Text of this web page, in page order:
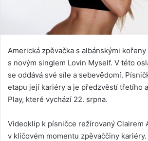
Americká zpěvačka s albánskými
s novým singlem Lovin Myself. V této
se oddává své síle a sebevědomí.
etapu její kariéry a je předzvěstí třetího
Play, které vychází 22. srpna.
Videoklip k písničce režírovaný Clairem
v klíčovém momentu zpěvaččiny